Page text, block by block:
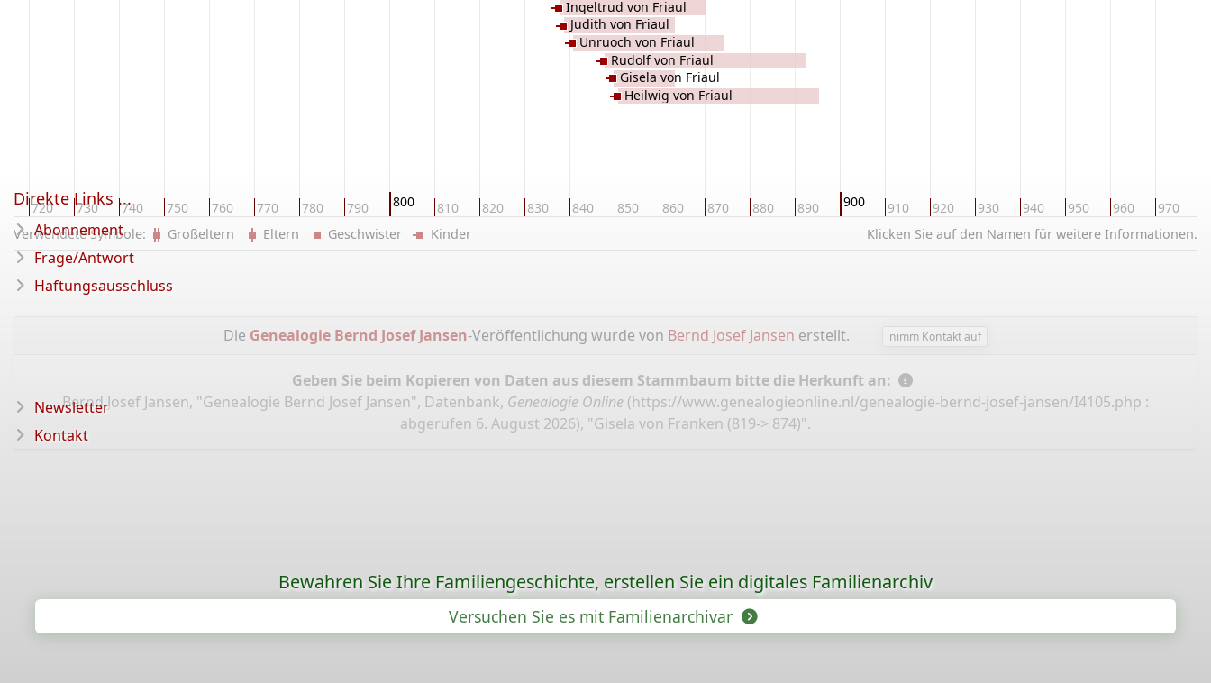
720 730 740 750 760 770 780 790 800 810 820 830 840 850 860 870 880 890 900 910 920 930 940 950 960 970
Ingeltrud von Friaul
Judith von Friaul
Unruoch von Friaul
Rudolf von Friaul
Gisela von Friaul
Heilwig von Friaul
Klicken Sie auf den Namen für weitere Informationen.
Verwendete Symbole: Großeltern Eltern Geschwister Kinder
Die Genealogie Bernd Josef Jansen-Veröffentlichung wurde von Bernd Josef Jansen erstellt. nimm Kontakt auf
Geben Sie beim Kopieren von Daten aus diesem Stammbaum bitte die Herkunft an:
Bernd Josef Jansen, "Genealogie Bernd Josef Jansen", Datenbank, Genealogie Online (https://www.genealogieonline.nl/genealogie-bernd-josef-jansen/I4105.php :
abgerufen 6. August 2026), "Gisela von Franken (819-> 874)".
Direkte Links ...
Abonnement
Frage/Antwort
Haftungsausschluss
Newsletter
Kontakt
Bewahren Sie Ihre Familiengeschichte, erstellen Sie ein digitales Familienarchiv
Versuchen Sie es mit Familienarchivar